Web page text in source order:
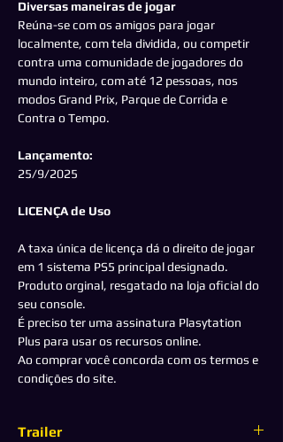
Diversas maneiras de jogar
Reúna-se com os amigos para jogar
localmente, com tela dividida, ou competir
contra uma comunidade de jogadores do
mundo inteiro, com até 12 pessoas, nos
modos Grand Prix, Parque de Corrida e
Contra o Tempo.
Lançamento:
25/9/2025
LICENÇA de Uso
A taxa única de licença dá o direito de jogar
em 1 sistema PS5 principal designado.
Produto orginal, resgatado na loja oficial do
seu console.
É preciso ter uma assinatura Plasytation
Plus para usar os recursos online.
Ao comprar você concorda com os termos e
condições do site.
Trailer